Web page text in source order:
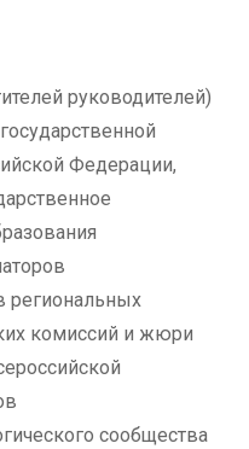
руководителей)
Федерации,
региональных
комиссий и жюри
сообщества